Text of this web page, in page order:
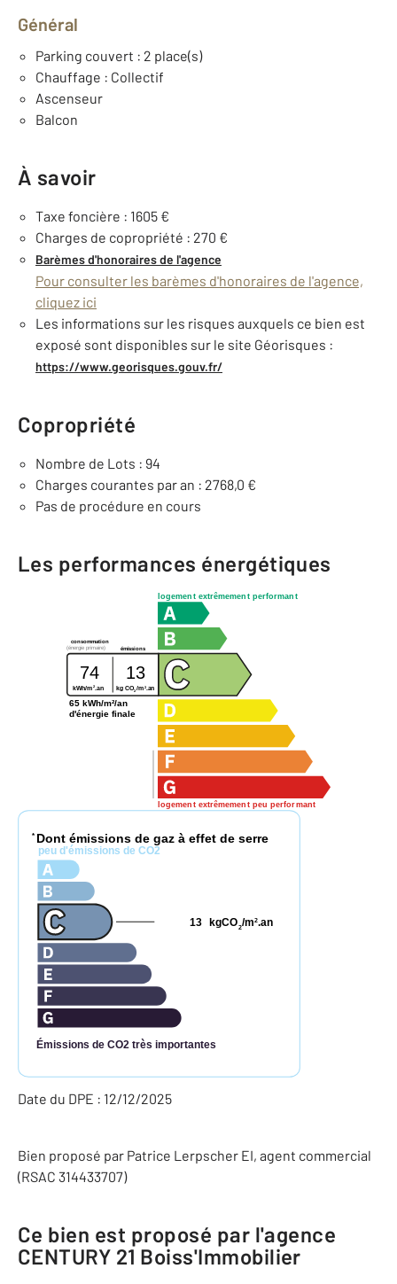
Général
Parking couvert : 2 place(s)
Chauffage : Collectif
Ascenseur
Balcon
À savoir
Taxe foncière : 1605 €
Charges de copropriété : 270 €
Barèmes d'honoraires de l'agence
Pour consulter les barèmes d'honoraires de l'agence,
cliquez ici
Les informations sur les risques auxquels ce bien est
exposé sont disponibles sur le site Géorisques :
https://www.georisques.gouv.fr/
Copropriété
Nombre de Lots : 94
Charges courantes par an : 2768,0 €
Pas de procédure en cours
Les performances énergétiques
logement extrêmement performant
logement extrêmement peu performant
consommation
émissions
(énergie primaire)
74 13
kWh/m 2 .an kg CO2/m2.an
65 kWh/m²/an
d'énergie finale
* Dont émissions de gaz à effet de serre
peu d'émissions de CO2
Émissions de CO2 très importantes
kgCO2/m2.an
13
Date du DPE : 12/12/2025
Bien proposé par Patrice Lerpscher EI, agent commercial
(RSAC 314433707)
Ce bien est proposé par l'agence
CENTURY 21 Boiss'Immobilier